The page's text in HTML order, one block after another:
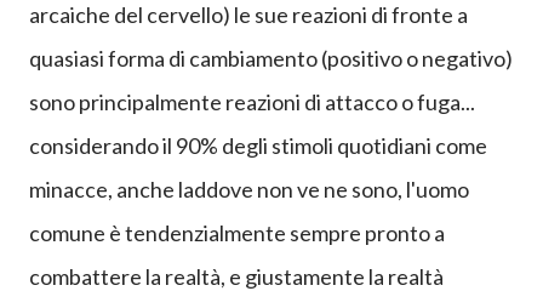
arcaiche del cervello) le sue reazioni di fronte a
quasiasi forma di cambiamento (positivo o negativo)
sono principalmente reazioni di attacco o fuga...
considerando il 90% degli stimoli quotidiani come
minacce, anche laddove non ve ne sono, l'uomo
comune è tendenzialmente sempre pronto a
combattere la realtà, e giustamente la realtà